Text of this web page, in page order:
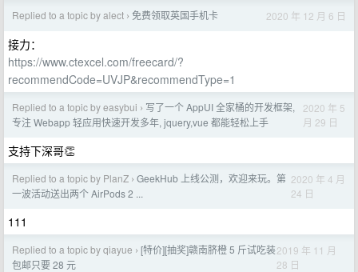
Replied to a topic by alect › 免费领取英国手机卡 2020 年 12 月 6 日
接力：
https://www.ctexcel.com/freecard/?
recommendCode=UVJP&recommendType=1
Replied to a topic by easybui › 写了一个 AppUI 全家桶的开发框架,
专注 Webapp 轻应用快速开发多年, jquery,vue 都能轻松上手
2020 年 5
月 29 日
支持下深哥👏
Replied to a topic by PlanZ › GeekHub 上线公测，欢迎来玩。第
一波活动送出两个 AirPods 2 ...
2020 年 4 月
24 日
111
Replied to a topic by qiayue › [特价][抽奖]赣南脐橙 5 斤试吃装
包邮只要 28 元
2019 年 11 月
28 日